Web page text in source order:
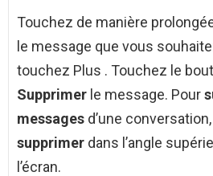
Touchez de manière
le message que vous
touchez Plus . Touchez le
Supprimer le message. Pour
messages d’une
supprimer dans l’angle
l’écran.